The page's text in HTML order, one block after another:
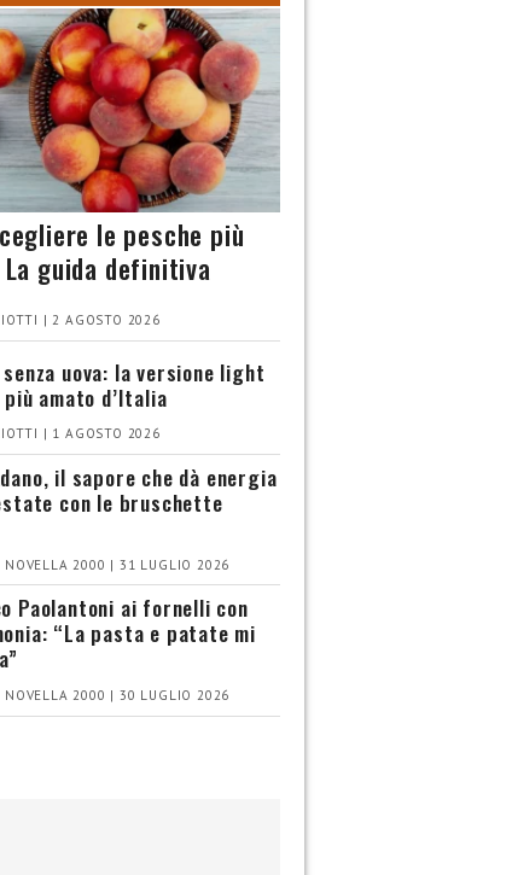
le pesche più
guida definitiva
| 2 AGOSTO 2026
uova: la versione light
amato d’Italia
| 1 AGOSTO 2026
il sapore che dà energia
con le bruschette
NOVELLA 2000 | 31 LUGLIO 2026
Paolantoni ai fornelli con
“La pasta e patate mi
NOVELLA 2000 | 30 LUGLIO 2026